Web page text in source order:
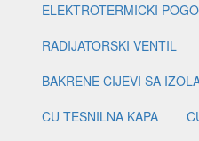
ELEKTROTERMIČKI
RADIJATORSKI VENTIL
BAKRENE CIJEVI SA
CU TESNILNA KAPA